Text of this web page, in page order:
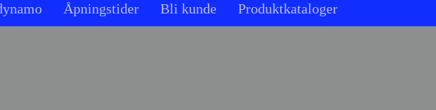
Åpningstider Bli kunde Produktkataloger